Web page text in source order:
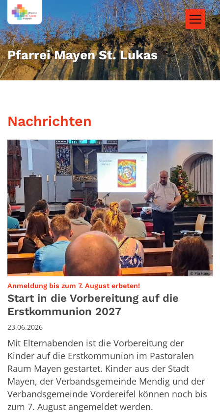
Zum Inhalt springen
Pfarrei Mayen St. Lukas
Nachrichten
© Pia Haep
Anmeldung bis zum 7. August erbeten!:
Start in die Vorbereitung auf die
Erstkommunion 2027
23.06.2026
Mit Elternabenden ist die Vorbereitung der
Kinder auf die Erstkommunion im Pastoralen
Raum Mayen gestartet. Kinder aus der Stadt
Mayen, der Verbandsgemeinde Mendig und der
Verbandsgemeinde Vordereifel können noch bis
zum 7. August angemeldet werden.